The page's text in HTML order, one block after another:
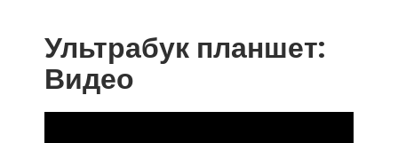
Ультрабук планшет:
Видео